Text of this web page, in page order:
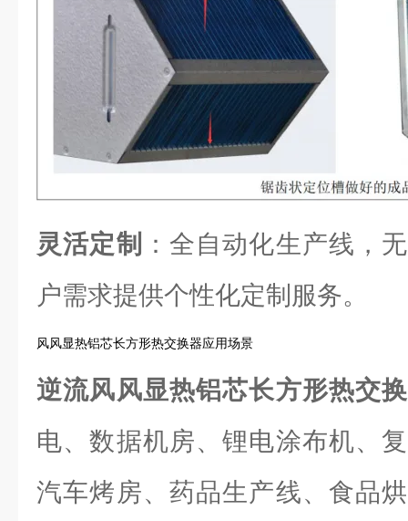
灵活定制
：全自动化生产线，
户需求提供个性化定制服务。
风风显热铝芯长方形热交换器应用场景
逆流风风显热铝芯长方形热交
电、数据机房、锂电涂布机、
汽车烤房、药品生产线、食品